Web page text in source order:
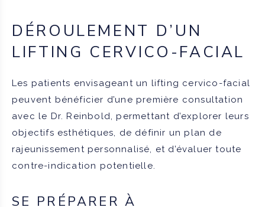
DÉROULEMENT D’UN
LIFTING CERVICO-FACIAL
Les patients envisageant un lifting cervico-facial
peuvent bénéficier d’une première consultation
avec le Dr. Reinbold, permettant d’explorer leurs
objectifs esthétiques, de définir un plan de
rajeunissement personnalisé, et d’évaluer toute
contre-indication potentielle.
SE PRÉPARER À